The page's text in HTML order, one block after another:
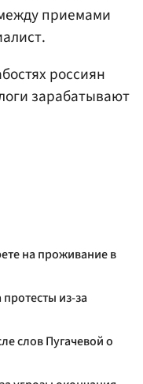
приемами
россиян
зарабатывают
на проживание в
из-за
слов Пугачевой о